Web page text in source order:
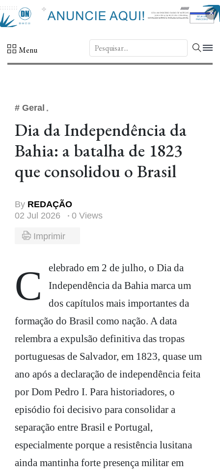
×
Menu DN.
# Geral
Dia da Independência da
Bahia: a batalha de 1823
que consolidou o Brasil
By REDAÇÃO
02 Jul 2026
0 Views
Imprimir
Celebrado em 2 de julho, o Dia da
Independência da Bahia marca um
dos capítulos mais importantes da
formação do Brasil como nação. A data
relembra a expulsão definitiva das tropas
portuguesas de Salvador, em 1823, quase um
ano após a declaração de independência feita
por Dom Pedro I. Para historiadores, o
episódio foi decisivo para consolidar a
separação entre Brasil e Portugal,
especialmente porque a resistência lusitana
ainda mantinha forte presença militar em